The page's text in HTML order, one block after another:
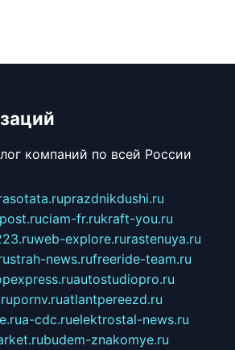
компаний по всей России
prazdnikdushi.ru
ciam-fr.rukraft-you.ru
web-explore.rurastenuya.ru
strah-news.rufreeride-team.ru
autostudiopro.ru
pornv.ruatlantpereezd.ru
a-cdc.ruelektrostal-news.ru
budem-znakomye.ru